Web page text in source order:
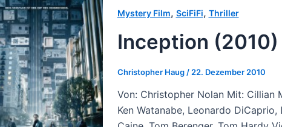
Mystery Film, SciFiFi, Thriller
Inception (2010)
Christopher Haug / 22. Dezember 2010
Von: Christopher Nolan Mit: Cillian
Ken Watanabe, Leonardo